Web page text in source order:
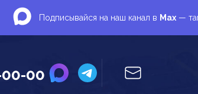
Подписывайся на наш канал в Max —
00-00